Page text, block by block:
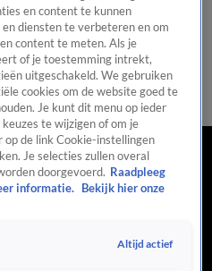
Het beste van Hart
Tip de redactiePanelVideo's
en content te kunnen
diensten te verbeteren en om
content te meten. Als je
of je toestemming intrekt,
uitgeschakeld. We gebruiken
cookies om de website goed te
Je kunt dit menu op ieder
te wijzigen of om je
de link Cookie-instellingen
Je selecties zullen overal
doorgevoerd. Raadpleeg
informatie.
Bekijk hier onze
Altijd actief